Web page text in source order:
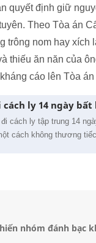
quyết định giữ
Theo Tòa án
trông nom hay
thiếu ăn năn của
cáo lên Tòa
cách ly 14 ngày
cách ly tập trung 14
cách không thương
nhóm đánh bạc